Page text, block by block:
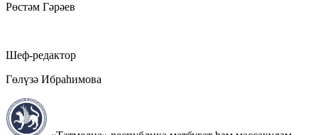
Рөстәм Гәрәев
Шеф-редактор
Гөлүзә Ибраһимова